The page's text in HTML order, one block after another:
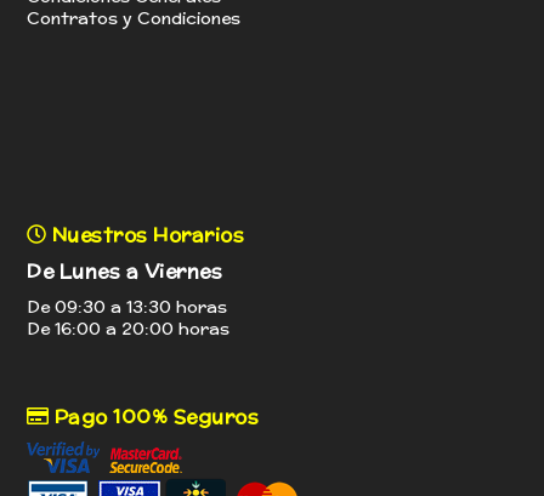
Contratos y Condiciones
Nuestros Horarios
De Lunes a Viernes
De 09:30 a 13:30 horas
De 16:00 a 20:00 horas
Pago 100% Seguros